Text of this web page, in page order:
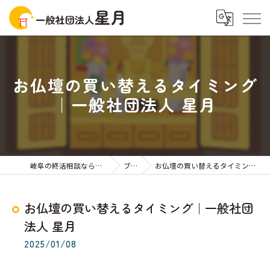
お仏壇の買い替えるタイミング
｜一般社団法人 星月
岐阜の終活相談なら一般社団法人星月 ブログ お仏壇の買い替えるタイミング｜一般社団法人 星月
お仏壇の買い替えるタイミング｜一般社団
法人 星月
2025/01/08